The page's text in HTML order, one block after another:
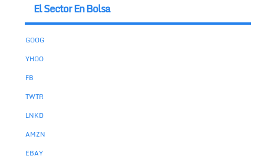
El Sector En Bolsa
GOOG
YHOO
FB
TWTR
LNKD
AMZN
EBAY